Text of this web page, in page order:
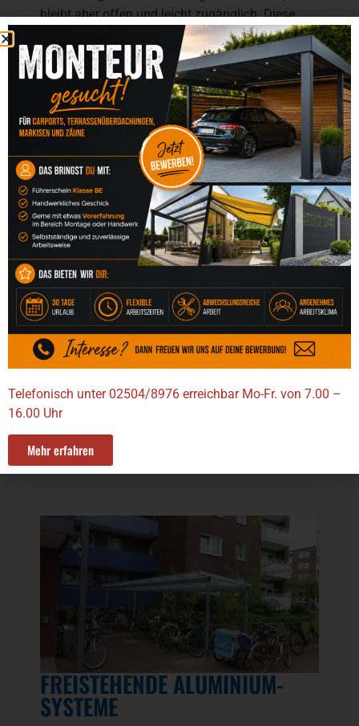
bleibt aber offen und leicht zugänglich. Diese
Lösung ist ideal für Familien,
Wohngemeinschaften oder Hauseingänge, bei
denen häufiges Rein- und Rausfahren erforderlich
ist.
Vorteile:
leichter, moderner Aluminiumrahmen
hochwertige Dacheindeckung (z. B.
Polycarbonat oder Glas)
ideal für mehrere Fahrräder
optional mit Seitenteilen als Wind- oder
Teilsichtschutz
harmonisch kombinierbar mit Carports und
Zäunen
Das Fahrraddach schafft Struktur, ohne gestaltet
oder schwer zu wirken.
FREISTEHENDE ALUMINIUM-
SYSTEME
Telefonisch unter 02504/8976 erreichbar Mo-Fr. von 7.00 –
16.00 Uhr
Mehr erfahren